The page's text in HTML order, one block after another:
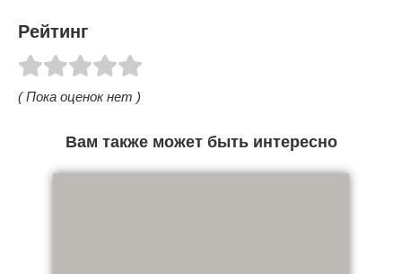
Рейтинг
( Пока оценок нет )
Вам также может быть интересно